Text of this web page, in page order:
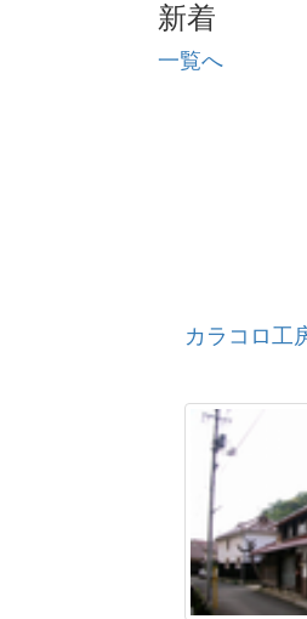
新着
一覧へ
カラコロ工